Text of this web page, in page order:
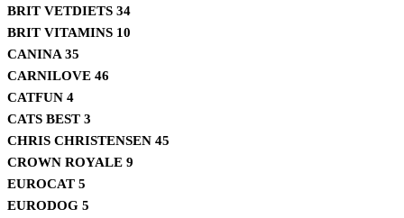
BRIT VETDIETS 34
BRIT VITAMINS 10
CANINA 35
CARNILOVE 46
CATFUN 4
CATS BEST 3
CHRIS CHRISTENSEN 45
CROWN ROYALE 9
EUROCAT 5
EURODOG 5